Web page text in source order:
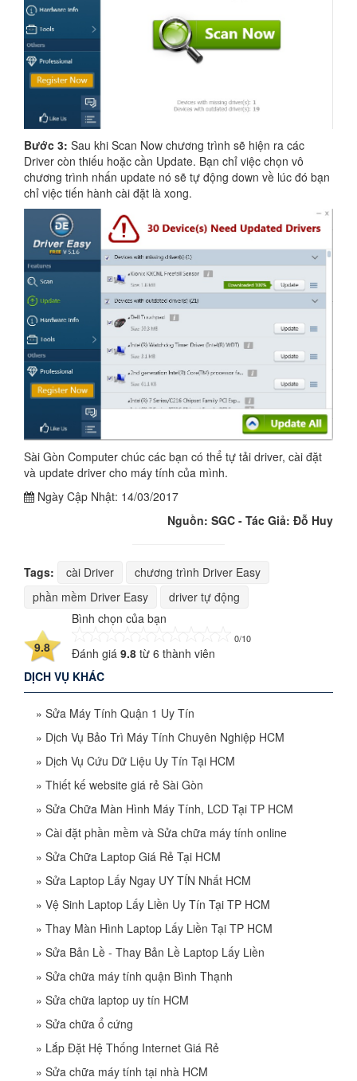
Bước 3: Sau khi Scan Now chương trình sẽ hiện ra các
Driver còn thiếu hoặc cần Update. Bạn chỉ việc chọn vô
chương trình nhấn update nó sẽ tự động down về lúc đó bạn
chỉ việc tiến hành cài đặt là xong.
Sài Gòn Computer chúc các bạn có thể tự tải driver, cài đặt
và update driver cho máy tính của mình.
Ngày Cập Nhật: 14/03/2017
Nguồn: SGC - Tác Giả: Đỗ Huy
Tags: cài Driver
chương trình Driver Easy
phần mềm Driver Easy
driver tự động
9.8
Bình chọn của bạn
0/10
Đánh giá 9.8 từ 6 thành viên
DỊCH VỤ KHÁC
» Sửa Máy Tính Quận 1 Uy Tín
» Dịch Vụ Bảo Trì Máy Tính Chuyên Nghiệp HCM
» Dịch Vụ Cứu Dữ Liệu Uy Tín Tại HCM
» Thiết kế website giá rẻ Sài Gòn
» Sửa Chữa Màn Hình Máy Tính, LCD Tại TP HCM
» Cài đặt phần mềm và Sửa chữa máy tính online
» Sửa Chữa Laptop Giá Rẻ Tại HCM
» Sửa Laptop Lấy Ngay UY TÍN Nhất HCM
» Vệ Sinh Laptop Lấy Liền Uy Tín Tại TP HCM
» Thay Màn Hình Laptop Lấy Liền Tại TP HCM
» Sửa Bản Lề - Thay Bản Lề Laptop Lấy Liền
» Sửa chữa máy tính quận Bình Thạnh
» Sửa chữa laptop uy tín HCM
» Sửa chữa ổ cứng
» Lắp Đặt Hệ Thống Internet Giá Rẻ
» Sửa chữa máy tính tại nhà HCM